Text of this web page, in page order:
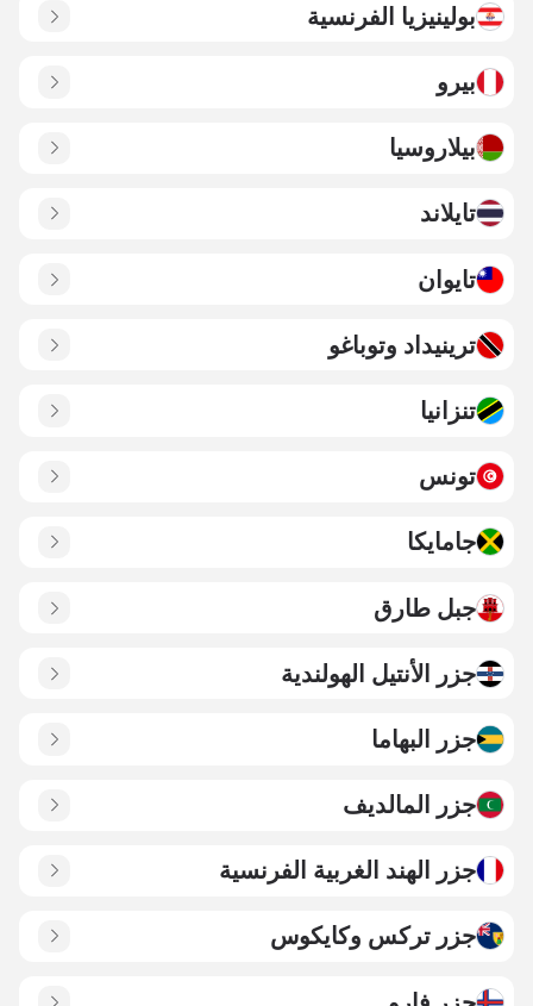
بولينيزيا الفرنسية
بيرو
بيلاروسيا
تايلاند
تايوان
ترينيداد وتوباغو
تنزانيا
تونس
جامايكا
جبل طارق
جزر الأنتيل الهولندية
جزر البهاما
جزر المالديف
جزر الهند الغربية الفرنسية
جزر تركس وكايكوس